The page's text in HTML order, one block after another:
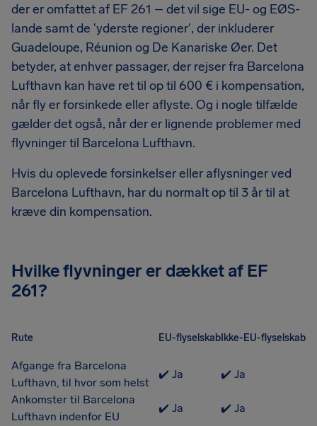
der er omfattet af EF 261 – det vil sige EU- og EØS-
lande samt de 'yderste regioner', der inkluderer
Guadeloupe, Réunion og De Kanariske Øer. Det
betyder, at enhver passager, der rejser fra Barcelona
Lufthavn kan have ret til op til 600 € i kompensation,
når fly er forsinkede eller aflyste. Og i nogle tilfælde
gælder det også, når der er lignende problemer med
flyvninger til Barcelona Lufthavn.
Hvis du oplevede forsinkelser eller aflysninger ved
Barcelona Lufthavn, har du normalt op til 3 år til at
kræve din kompensation.
Hvilke flyvninger er dækket af EF
261?
Rute EU-flyselskab Ikke-EU-flyselskab
Afgange fra Barcelona
Lufthavn, til hvor som helst
✔️ Ja
✔️ Ja
Ankomster til Barcelona
Lufthavn indenfor EU
✔️ Ja
✔️ Ja